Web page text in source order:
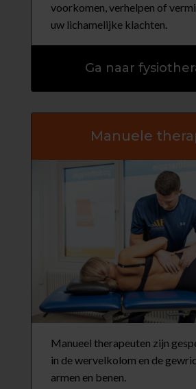
voorkomen, verhelpen of
uw lichamelijke klachten.
Ga naar
Manuele
Manueel therapeuten zijn
in de wervelkolom en de
armen en benen.